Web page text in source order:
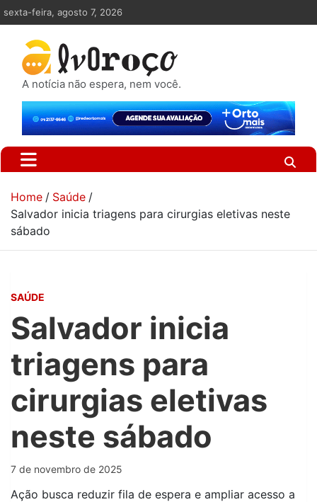
Skip
to
content
sexta-feira, agosto 7, 2026
A notícia não espera, nem você.
Home
Saúde
Salvador inicia triagens para cirurgias eletivas neste
sábado
SAÚDE
Salvador inicia
triagens para
cirurgias eletivas
neste sábado
7 de novembro de 2025
Ação busca reduzir fila de espera e ampliar acesso a